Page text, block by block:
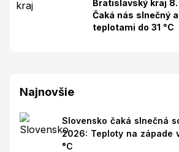
Bratislavský kraj
Čaká nás slnečný
teplotami do 31 °C
Najnovšie
Slovensko čaká slnečná
2026: Teploty na západe
°C